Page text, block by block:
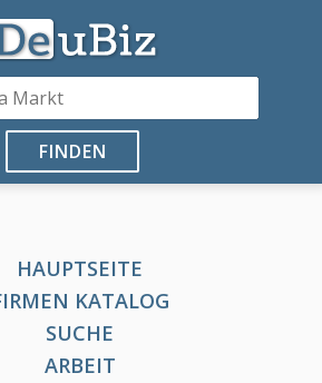
FINDEN
HAUPTSEITE
KATALOG
SUCHE
ARBEIT